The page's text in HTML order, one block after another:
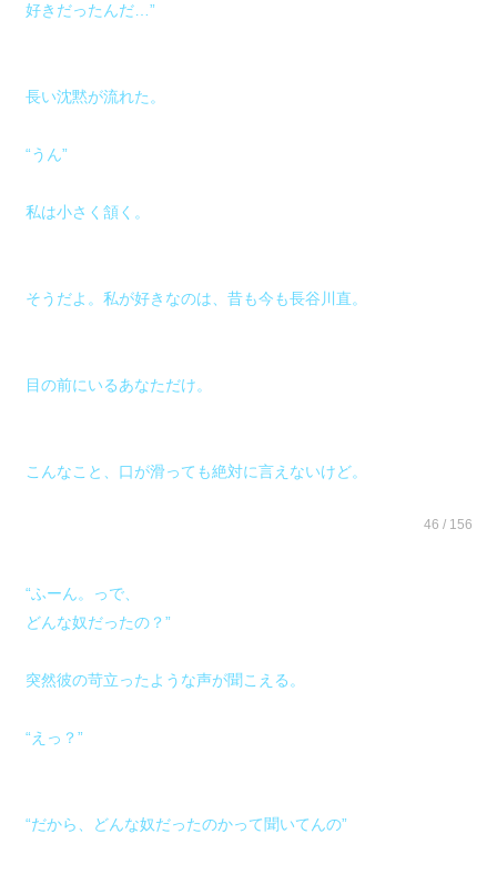
好きだったんだ…”
長い沈黙が流れた。
“うん”
私は小さく頷く。
そうだよ。私が好きなのは、昔も今も長谷川直。
目の前にいるあなただけ。
こんなこと、口が滑っても絶対に言えないけど。
46 / 156
“ふーん。っで、
どんな奴だったの？”
突然彼の苛立ったような声が聞こえる。
“えっ？”
“だから、どんな奴だったのかって聞いてんの”